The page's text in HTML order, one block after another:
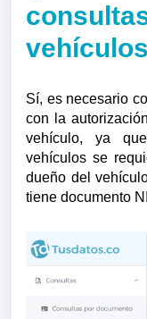
Sí, es necesario
con la
vehículo, ya
vehículos se
dueño del
tiene documento